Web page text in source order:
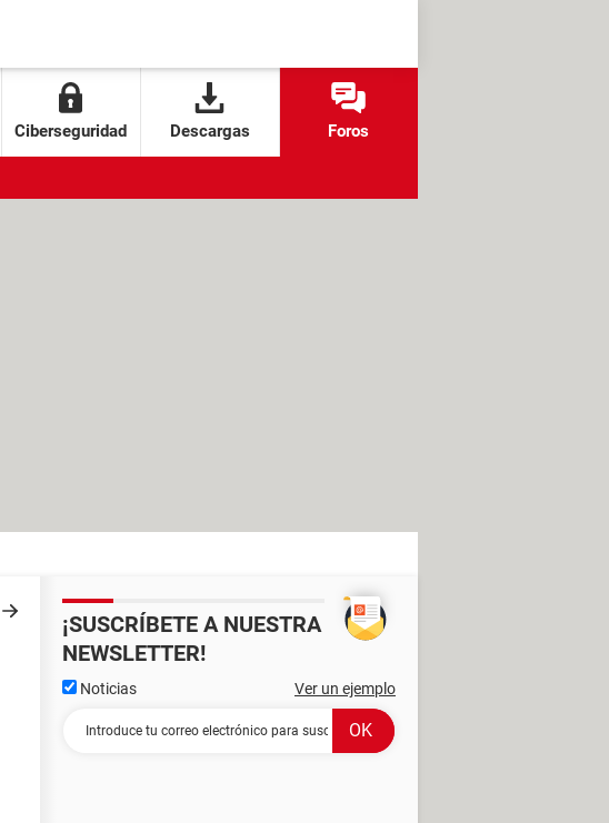
Ciberseguridad Descargas Foros
¡SUSCRÍBETE A NUESTRA
NEWSLETTER!
Noticias Ver un ejemplo